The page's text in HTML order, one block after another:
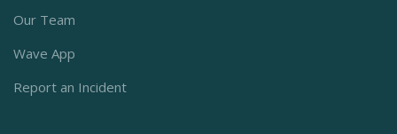
Our Team
Wave App
Report an Incident